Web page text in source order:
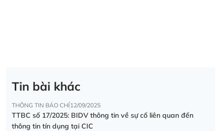
Tin bài khác
THÔNG TIN BÁO CHÍ12/09/2025
TTBC số 17/2025: BIDV thông tin về sự cố liên quan đến
thông tin tín dụng tại CIC